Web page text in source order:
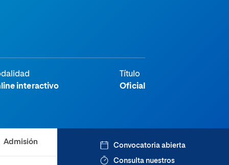
interactivo
Título
Oficial
Admisión Convocatoria abierta
Consulta nuestros